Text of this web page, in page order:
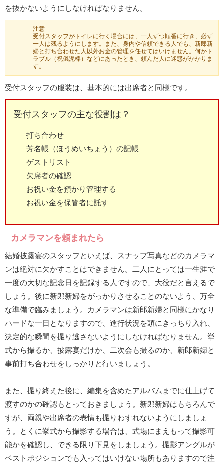
を抜かないようにしなければなりません。
注意
受付スタッフがトイレに行く場合には、一人ずつ順番に行き、必ず
一人は残るようにします。また、身内や信頼できる人でも、新郎新
婦と打ち合わせた人以外お金の管理を任せてはいけません。何かト
ラブル（祝儀泥棒）などにあったとき、頼んだ人に迷惑がかかりま
す。
受付スタッフの服装は、基本的には出席者と同様です。
受付スタッフの主な役割は？
打ち合わせ
芳名帳（ほうめいちょう）の記帳
ゲストリスト
欠席者の確認
お祝い金を預かり管理する
お祝い金を保管者に託す
カメラマンを頼まれたら
結婚披露宴のスタッフといえば、スナップ写真などのカメラマ
ンは絶対に欠かすことはできません。二人にとっては一生涯で
一度の大切な記念日を記録する人ですので、大役だと言えるで
しょう。後に新郎新婦をがっかりさせることのないよう、万全
な準備で臨みましょう。カメラマンは新郎新婦と同様にかなり
ハードな一日となりますので、進行状況を頭にきっちり入れ、
決定的な瞬間を撮り逃さないようにしなければなりません。挙
式から撮るか、披露宴だけか、二次会も撮るのか、新郎新婦と
事前打ち合わせをしっかりと行いましょう。
また、撮り終えた後に、編集を含めたアルバムまでに仕上げて
渡すのかの確認もとっておきましょう。新郎新婦はもちろんで
すが、両親や出席者の表情も撮りわすれないようにしましょ
う。とくに挙式から撮影する場合は、式場にまえもって撮影可
能かを確認し、できる限り下見をしましょう。撮影アングルが
ベストポジションでも入ってはいけない場所もありますので注